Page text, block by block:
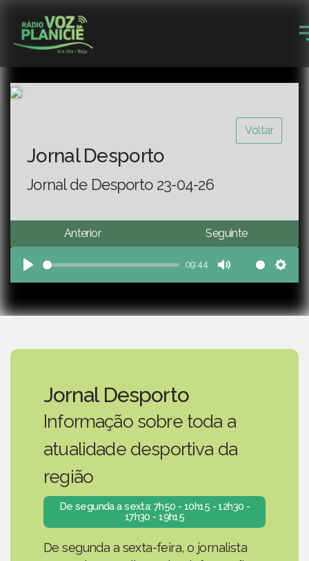
Voltar
Jornal Desporto
Jornal de Desporto 23-04-26
Anterior Seguinte
Play
09:44
Mute
Jornal Desporto
Informação sobre toda a
atualidade desportiva da
região
De segunda a sexta: 7h50 - 10h15 - 12h30 -
17h30 - 19h15
De segunda a sexta-feira, o jornalista